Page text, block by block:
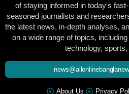
of staying informed in today's
seasoned journalists and
the latest news, in-depth analyses,
on a wide range of topics,
technology,
About Us Privacy